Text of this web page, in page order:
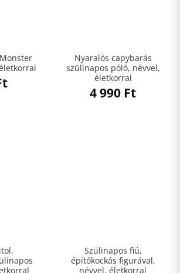
Nyaralós capybarás
szülinapos póló, névvel,
életkorral
4 990 Ft
Szülinapos fiú,
építőkockás figurával,
névvel, életkorral